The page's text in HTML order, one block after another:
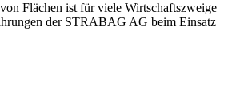
Flächen ist für viele Wirtschaftszweige
der STRABAG AG beim Einsatz